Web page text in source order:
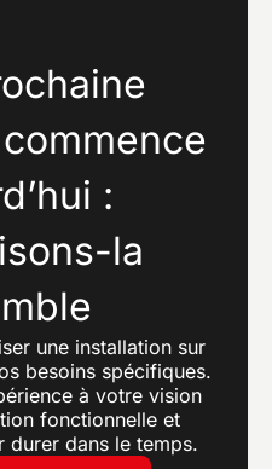
:
la
une installation sur
besoins spécifiques.
à votre vision
fonctionnelle et
dans le temps.